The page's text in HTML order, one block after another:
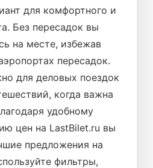
для комфортного и
Без пересадок вы
на месте, избежав
пересадок.
для деловых поездок
когда важна
удобному
цен на LastBilet.ru вы
предложения на
фильтры,